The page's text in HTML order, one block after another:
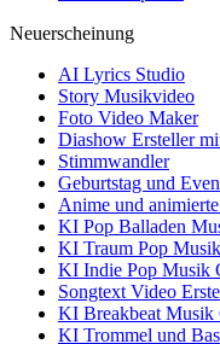
Neuerscheinung
AI Lyrics Studio
Story Musikvideo
Foto Video Maker
Diashow Ersteller
Stimmwandler
Geburtstag und
Anime und
KI Pop Balladen
KI Traum Pop
KI Indie Pop Musik
Songtext Video
KI Breakbeat Musik
KI Trommel und